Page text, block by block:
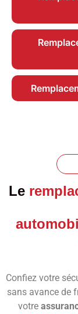
Le
Confiez votre
sans avance de
votre